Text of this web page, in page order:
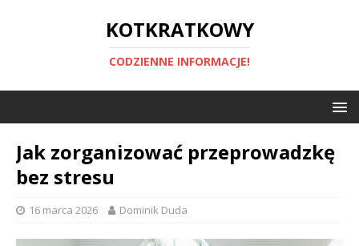
KOTKRATKOWY
CODZIENNE INFORMACJE!
Jak zorganizować przeprowadzkę
bez stresu
16 marca 2026 Dominik Duda